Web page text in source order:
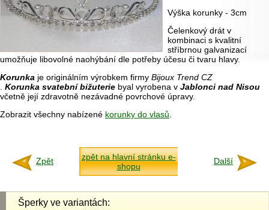
Výška korunky - 3cm
Čelenkový drát v
kombinaci s kvalitní
stříbrnou galvanizací
umožňuje libovolné naohýbání dle potřeby účesu či tvaru hlavy.
Korunka je originálním výrobkem firmy Bijoux Trend CZ
Korunka svatební bižuterie byal vyrobena v Jablonci nad Nisou
včetně její zdravotně nezávadné povrchové úpravy.
Zobrazit všechny nabízené korunky do vlasů
Zpět
zpět na hlavní stránku e-
shopu
Další
Šperky ve variantách: